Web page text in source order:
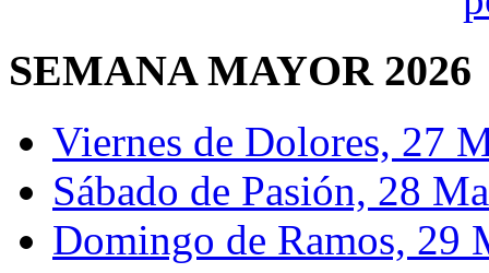
SEMANA MAYOR 2026
Viernes de Dolores, 27
Sábado de Pasión, 28
Domingo de Ramos, 29